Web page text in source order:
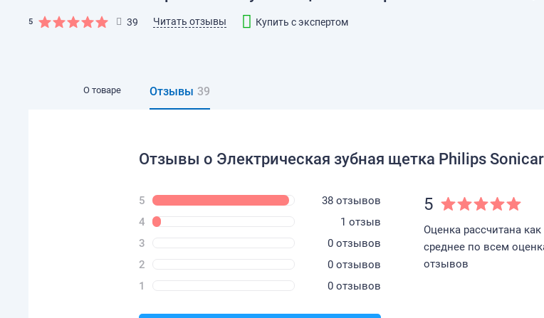
5 39 Читать отзывы Купить с экспертом
О товаре Отзывы 39
Отзывы о Электрическая зубная щетка Philips
5
38 отзывов
4
1 отзыв
3
0 отзывов
2
0 отзывов
1
0 отзывов
5
Оценка рассчитана как
среднее по всем
отзывов